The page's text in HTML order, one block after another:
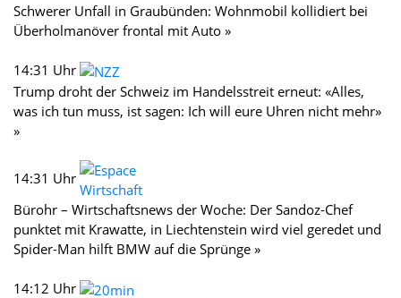
Schwerer Unfall in Graubünden: Wohnmobil kollidiert bei
Überholmanöver frontal mit Auto »
14:31 Uhr
Trump droht der Schweiz im Handelsstreit erneut: «Alles,
was ich tun muss, ist sagen: Ich will eure Uhren nicht mehr»
»
14:31 Uhr
Bürohr – Wirtschaftsnews der Woche: Der Sandoz-Chef
punktet mit Krawatte, in Liechtenstein wird viel geredet und
Spider-Man hilft BMW auf die Sprünge »
14:12 Uhr